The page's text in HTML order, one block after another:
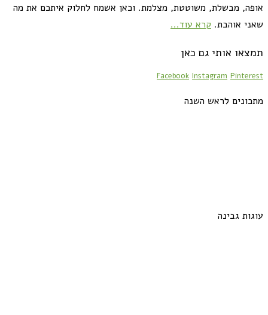
אופה, מבשלת, משוטטת, מצלמת. וכאן אשמח לחלוק איתכם את מה
שאני אוהבת. קרא עוד...
תמצאו אותי גם כאן
Facebook Instagram Pinterest
מתכונים לראש השנה
עוגות גבינה